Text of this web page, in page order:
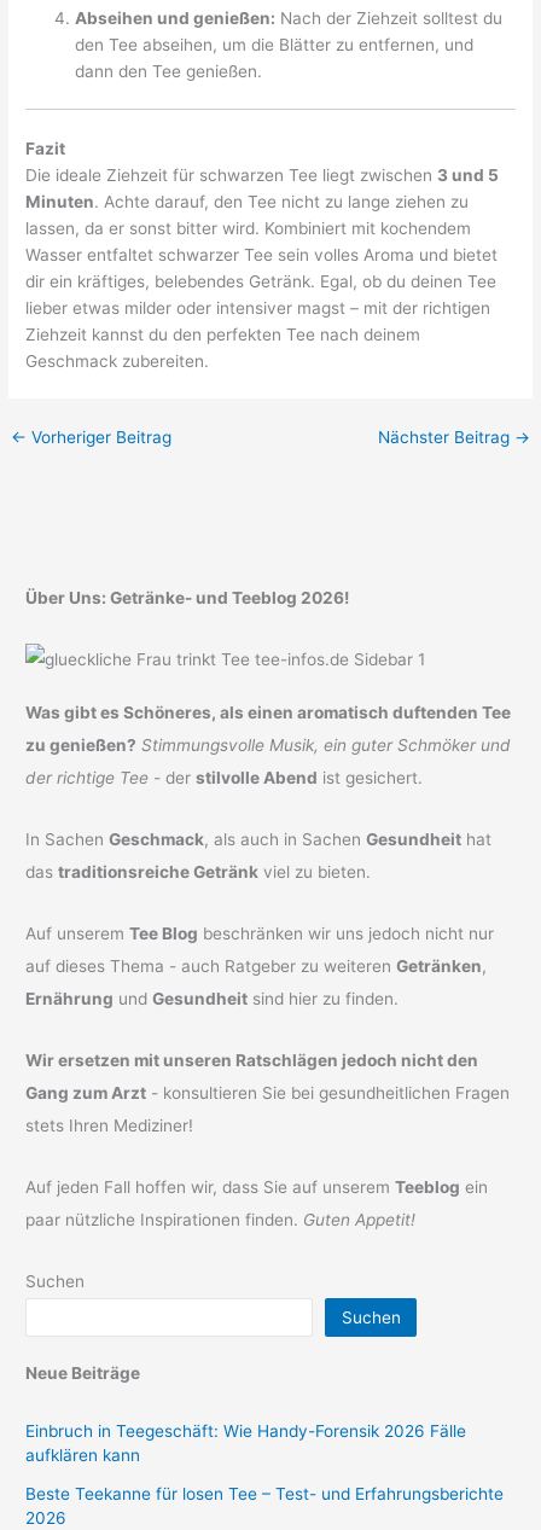
Abseihen und genießen: Nach der Ziehzeit solltest du
den Tee abseihen, um die Blätter zu entfernen, und
dann den Tee genießen.
Fazit
Die ideale Ziehzeit für schwarzen Tee liegt zwischen 3 und 5
Minuten. Achte darauf, den Tee nicht zu lange ziehen zu
lassen, da er sonst bitter wird. Kombiniert mit kochendem
Wasser entfaltet schwarzer Tee sein volles Aroma und bietet
dir ein kräftiges, belebendes Getränk. Egal, ob du deinen Tee
lieber etwas milder oder intensiver magst – mit der richtigen
Ziehzeit kannst du den perfekten Tee nach deinem
Geschmack zubereiten.
← Vorheriger Beitrag Nächster Beitrag →
Über Uns: Getränke- und Teeblog 2026!
Was gibt es Schöneres, als einen aromatisch duftenden Tee
zu genießen? Stimmungsvolle Musik, ein guter Schmöker und
der richtige Tee - derstilvolle Abend ist gesichert.
In SachenGeschmack, als auch in SachenGesundheit hat
dastraditionsreiche Getränk viel zu bieten.
Auf unseremTee Blog beschränken wir uns jedoch nicht nur
auf dieses Thema - auch Ratgeber zu weiterenGetränken,
Ernährung undGesundheit sind hier zu finden.
Wir ersetzen mit unseren Ratschlägen jedoch nicht den
Gang zum Arzt - konsultieren Sie bei gesundheitlichen Fragen
stets Ihren Mediziner!
Auf jeden Fall hoffen wir, dass Sie auf unseremTeeblog ein
paar nützliche Inspirationen finden. Guten Appetit!
Suchen
Suchen
Neue Beiträge
Einbruch in Teegeschäft: Wie Handy-Forensik 2026 Fälle
aufklären kann
Beste Teekanne für losen Tee – Test- und Erfahrungsberichte
2026